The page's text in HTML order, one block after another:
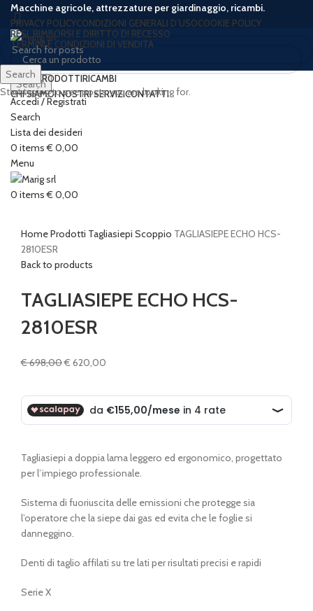
Macchine agricole, attrezzature per giardinaggio, ricambi.
PRIVACY POLICYCONDIZIONI GENERALI D’USOCOOKIE POLICY
RESI, RIMBORSI E DIRITTO DI RECESSO
TERMINI E CONDIZIONI DI VENDITA
Search
Accedi / Registrati
Search
Lista dei desideri
0 items € 0,00
Menu
0 items € 0,00
HOME PRODOTTIRICAMBI
CHI SIAMOI NOSTRI SERVIZICONTATTI
-11% Sold out
Click to enlarge
HomeProdotti Tagliasiepi Scoppio TAGLIASIEPE ECHO HCS-
2810ESR
Back to products
TAGLIASIEPE ECHO HCS-
2810ESR
€698,00Il
era:
€ 698,00.
€ 620,00
è:
€ 620,00.
Tagliasiepi a doppia lama leggero ed ergonomico, progettato
per l’impiego professionale.
Sistema di fuoriuscita delle emissioni che protegge sia
l’operatore che la siepe dai gas ed evita che le foglie si
danneggino.
Denti di taglio affilati su tre lati per risultati precisi e rapidi
Serie X
Search
Start typing to see posts you are looking for.